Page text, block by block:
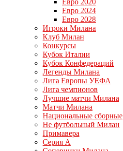
Евро 2020
Евро 2024
Евро 2028
Игроки Милана
Клуб Милан
Конкурсы
Кубок Италии
Кубок Конфедераций
Легенды Милана
Лига Европы УЕФА
Лига чемпионов
Лучшие матчи Милана
Матчи Милана
Национальные сборные
Не футбольный Милан
Примавера
Серия А